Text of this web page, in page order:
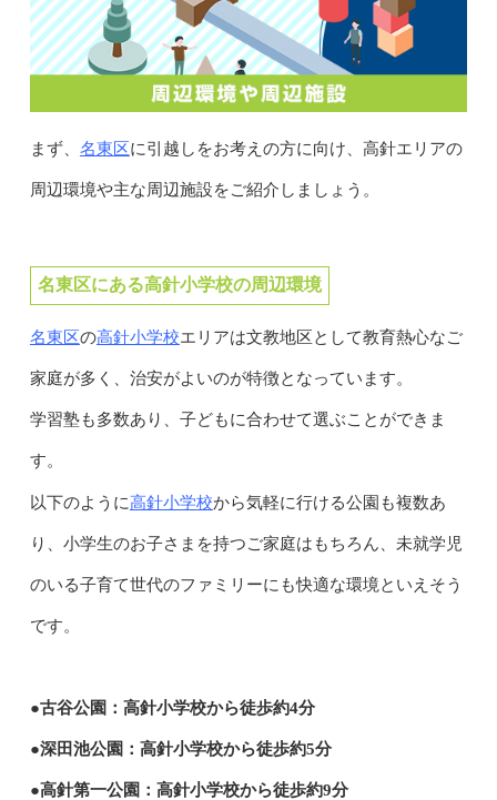
まず、 名東区に引越しをお考えの方に向け、高針エリアの
周辺環境や主な周辺施設をご紹介しましょう。
名東区にある高針小学校の周辺環境
名東区の高針小学校エリアは文教地区として教育熱心なご
家庭が多く、治安がよいのが特徴となっています。
学習塾も多数あり、子どもに合わせて選ぶことができま
す。
以下のように高針小学校から気軽に行ける公園も複数あ
り、小学生のお子さまを持つご家庭はもちろん、未就学児
のいる子育て世代のファミリーにも快適な環境といえそう
です。
●古谷公園：高針小学校から徒歩約4分
●深田池公園：高針小学校から徒歩約5分
●高針第一公園：高針小学校から徒歩約9分